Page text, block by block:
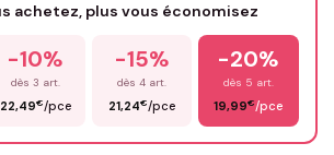
achetez, plus vous économisez
-10%
dès 3 art.
22,49€/pce
-15%
dès 4 art.
21,24€/pce
-20%
dès 5 art.
19,99€/pce